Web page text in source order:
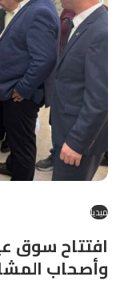
ميديا
افتتاح سوق
وأصحاب